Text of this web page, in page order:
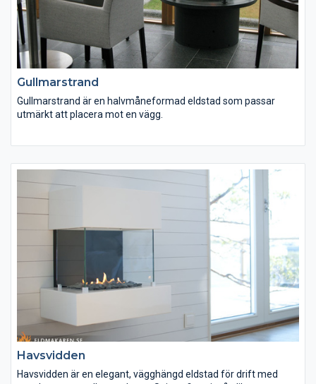
Gullmarstrand
Gullmarstrand är en halvmåneformad eldstad som passar
utmärkt att placera mot en vägg.
stadsgas. Spisen finns i standardfärgerna svart och vit, övriga
färger eller ytbehandling såsom polering kan får mot pristillägg.
Välvda glas är standardtillbehör. Den keramiska veden kan
Havsvidden
Havsvidden är en elegant, vägghängd eldstad för drift med